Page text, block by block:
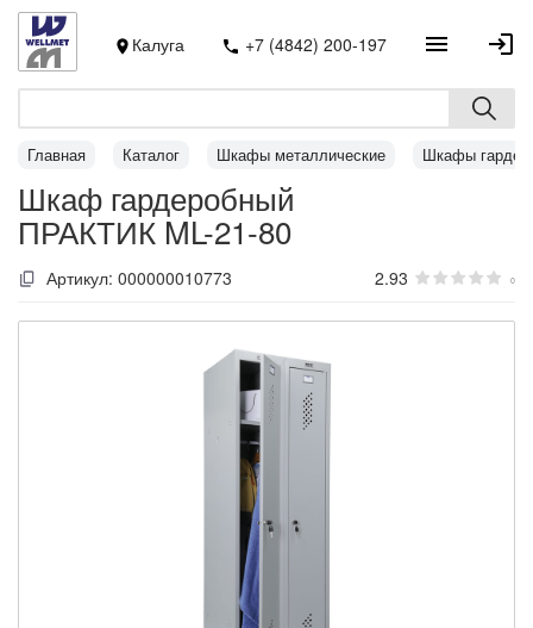
Калуга +7 (4842) 200-197
Главная Каталог Шкафы металлические Шкафы
Шкаф гардеробный
ПРАКТИК ML-21-80
Артикул: 000000010773 2.93 0